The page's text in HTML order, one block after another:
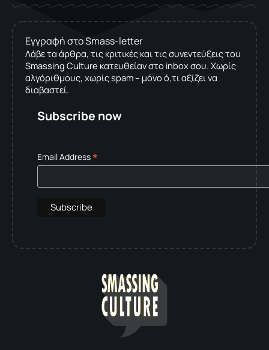
Εγγραφή στο Smass-letter
Λάβε τα άρθρα, τις κριτικές και τις συνεντεύξεις του
Smassing Culture κατευθείαν στο inbox σου. Χωρίς
αλγόριθμους, χωρίς spam – μόνο ό,τι αξίζει να
διαβαστεί.
Subscribe now
Email Address*